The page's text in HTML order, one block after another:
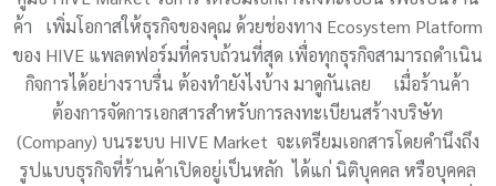
ค้า เพิ่มโอกาสให้ธุรกิจของคุณ ด้วยช่องทาง Ecosystem Platform
ของ HIVE แพลตฟอร์มที่ครบถ้วนที่สุด เพื่อทุกธุรกิจสามารถดำเนิน
กิจการได้อย่างราบรื่น ต้องทำยังไงบ้าง มาดูกันเลย เมื่อร้านค้า
ต้องการจัดการเอกสารสำหรับการลงทะเบียนสร้างบริษัท
(Company) บนระบบ HIVE Market จะเตรียมเอกสารโดยคำนึงถึง
รูปแบบธุรกิจที่ร้านค้าเปิดอยู่เป็นหลัก ได้แก่ นิติบุคคล หรือบุคคล